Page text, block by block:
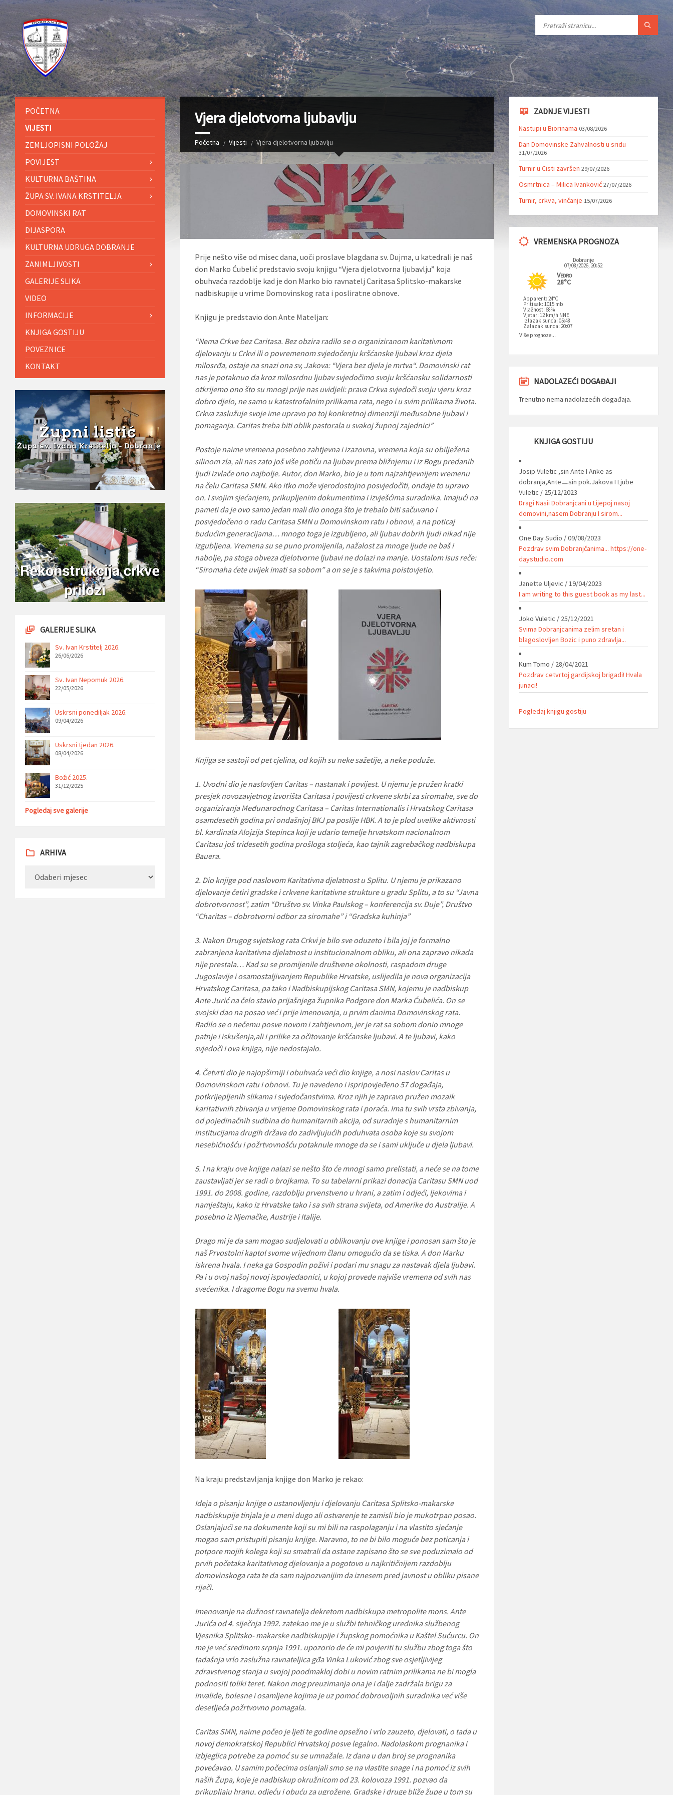
Vjera djelotvorna ljubavlju
Početna Vijesti Vjera djelotvorna ljubavlju
Prije nešto više od misec dana, uoči proslave blagdana sv. Dujma, u katedrali je naš
don Marko Ćubelić predstavio svoju knjigu “Vjera djelotvorna ljubavlju” koja
obuhvaća razdoblje kad je don Marko bio ravnatelj Caritasa Splitsko-makarske
nadbiskupije u vrime Domovinskog rata i posliratne obnove.
Knjigu je predstavio don Ante Mateljan:
“Nema Crkve bez Caritasa. Bez obzira radilo se o organiziranom karitativnom
djelovanju u Crkvi ili o povremenom svjedočenju kršćanske ljubavi kroz djela
milosrđa, ostaje na snazi ona sv, Jakova: “Vjera bez djela je mrtva“. Domovinski rat
nas je potaknuo da kroz milosrdnu ljubav svjedočimo svoju kršćansku solidarnosti
otkrijemo ono što su mnogi prije nas uvidjeli: prava Crkva svjedoči svoju vjeru kroz
dobro djelo, ne samo u katastrofalnim prilikama rata, nego i u svim prilikama života.
Crkva zaslužuje svoje ime upravo po toj konkretnoj dimenziji međusobne ljubavi i
pomaganja. Caritas treba biti oblik pastorala u svakoj župnoj zajednici”
Postoje naime vremena posebno zahtjevna i izazovna, vremena koja su obilježena
silinom zla, ali nas zato još više potiču na ljubav prema bližnjemu i iz Bogu predanih
ljudi izvlače ono najbolje. Autor, don Marko, bio je u tom najzahtjevnijem vremenu
na čelu Caritasa SMN. Ako itko može vjerodostojno posvjedočiti, ondaje to upravo
on. I svojim sjećanjem, prikupljenim dokumentima i izvješćima suradnika. Imajući na
pameti da je ovo samo jedan mali dio onoga što je trebalo biti sačuvano i
posvjedočeno o radu Caritasa SMN u Domovinskom ratu i obnovi, a na poticaj
budućim generacijama… mnogo toga je izgubljeno, ali ljubav dobrih ljudi nikad nije
izgubljena. Vremena su se puno promijenila, nažalost za mnoge ljude ne baš i
nabolje, pa stoga obveza djelotvorne ljubavi ne dolazi na manje. Uostalom Isus reče:
“Siromaha ćete uvijek imati sa sobom” a on se je s takvima poistovjetio.
Knjiga se sastoji od pet cjelina, od kojih su neke sažetije, a neke poduže.
1. Uvodni dio je naslovljen Caritas – nastanak i povijest. U njemu je pružen kratki
presjek novozavjetnog izvorišta Caritasa i povijesti crkvene skrbi za siromahe, sve do
organiziranja Međunarodnog Caritasa – Caritas Internationalis i Hrvatskog Caritasa
osamdesetih godina pri ondašnjoj BKJ pa poslije HBK. A to je plod uvelike aktivnosti
bl. kardinala Alojzija Stepinca koji je udario temelje hrvatskom nacionalnom
Caritasu još tridesetih godina prošloga stoljeća, kao tajnik zagrebačkog nadbiskupa
Bauera.
2. Dio knjige pod naslovom Karitativna djelatnost u Splitu. U njemu je prikazano
djelovanje četiri gradske i crkvene karitativne strukture u gradu Splitu, a to su “Javna
dobrotvornost”, zatim “Društvo sv. Vinka Paulskog – konferencija sv. Duje”, Društvo
“Charitas – dobrotvorni odbor za siromahe” i “Gradska kuhinja”
3. Nakon Drugog svjetskog rata Crkvi je bilo sve oduzeto i bila joj je formalno
zabranjena karitativna djelatnost u institucionalnom obliku, ali ona zapravo nikada
nije prestala… Kad su se promijenile društvene okolnosti, raspadom druge
Jugoslavije i osamostaljivanjem Republike Hrvatske, uslijedila je nova organizacija
Hrvatskog Caritasa, pa tako i Nadbiskupijskog Caritasa SMN, kojemu je nadbiskup
Ante Jurić na čelo stavio prijašnjega župnika Podgore don Marka Ćubelića. On se
svojski dao na posao već i prije imenovanja, u prvim danima Domovinskog rata.
Radilo se o nečemu posve novom i zahtjevnom, jer je rat sa sobom donio mnoge
patnje i iskušenja,ali i prilike za očitovanje kršćanske ljubavi. A te ljubavi, kako
svjedoči i ova knjiga, nije nedostajalo.
4. Četvrti dio je najopširniji i obuhvaća veći dio knjige, a nosi naslov Caritas u
Domovinskom ratu i obnovi. Tu je navedeno i ispripovjeđeno 57 događaja,
potkrijepljenih slikama i svjedočanstvima. Kroz njih je zapravo pružen mozaik
karitativnih zbivanja u vrijeme Domovinskog rata i poraća. Ima tu svih vrsta zbivanja,
od pojedinačnih sudbina do humanitarnih akcija, od suradnje s humanitarnim
institucijama drugih država do zadivljujućih poduhvata osoba koje su svojom
nesebičnošću i požrtvovnošću potaknule mnoge da se i sami uključe u djela ljubavi.
5. I na kraju ove knjige nalazi se nešto što će mnogi samo prelistati, a neće se na tome
zaustavljati jer se radi o brojkama. To su tabelarni prikazi donacija Caritasu SMN uod
1991. do 2008. godine, razdoblju prvenstveno u hrani, a zatim i odjeći, ljekovima i
namještaju, kako iz Hrvatske tako i sa svih strana svijeta, od Amerike do Australije. A
posebno iz Njemačke, Austrije i Italije.
Drago mi je da sam mogao sudjelovati u oblikovanju ove knjige i ponosan sam što je
naš Prvostolni kaptol svome vrijednom članu omogućio da se tiska. A don Marku
iskrena hvala. I neka ga Gospodin poživi i podari mu snagu za nastavak djela ljubavi.
Pa i u ovoj našoj novoj ispovjedaonici, u kojoj provede najviše vremena od svih nas
svećenika. I dragome Bogu na svemu hvala.
Na kraju predstavljanja knjige don Marko je rekao:
Ideja o pisanju knjige o ustanovljenju i djelovanju Caritasa Splitsko-makarske
nadbiskupije tinjala je u meni dugo ali ostvarenje te zamisli bio je mukotrpan posao.
Oslanjajući se na dokumente koji su mi bili na raspolaganju i na vlastito sjećanje
mogao sam pristupiti pisanju knjige. Naravno, to ne bi bilo moguće bez poticanja i
potpore mojih kolega koji su smatrali da ostane zapisano što se sve poduzimalo od
prvih početaka karitativnog djelovanja a pogotovo u najkritičnijem razdoblju
domovinskoga rata te da sam najpozvanijim da iznesem pred javnost u obliku pisane
riječi.
Imenovanje na dužnost ravnatelja dekretom nadbiskupa metropolite mons. Ante
Jurića od 4. siječnja 1992. zatekao me je u službi tehničkog urednika službenog
Vjesnika Splitsko- makarske nadbiskupije i župskog pomoćnika u Kaštel Sućurcu. On
me je već sredinom srpnja 1991. upozorio de će mi povjeriti tu službu zbog toga što
tadašnja vrlo zaslužna ravnateljica gđa Vinka Luković zbog sve osjetljivijeg
zdravstvenog stanja u svojoj poodmakloj dobi u novim ratnim prilikama ne bi mogla
podnositi toliki teret. Nakon mog preuzimanja ona je i dalje zadržala brigu za
invalide, bolesne i osamljene kojima je uz pomoć dobrovoljnih suradnika već više
desetljeća požrtvovno pomagala.
Caritas SMN, naime počeo je ljeti te godine opsežno i vrlo zauzeto, djelovati, o tada u
novoj demokratskoj Republici Hrvatskoj posve legalno. Nadolaskom prognanika i
izbjeglica potrebe za pomoć su se umnažale. Iz dana u dan broj se prognanika
povećavao. U samim počecima oslanjali smo se na vlastite snage i na pomoć iz svih
naših Župa, koje je nadbiskup okružnicom od 23. kolovoza 1991. pozvao da
prikupljaju hranu, odjeću i obuću za ugrožene. Gradske i druge bliže župe u tom su
POČETNA
VIJESTI
ZEMLJOPISNI POLOŽAJ
POVIJEST
KULTURNA BAŠTINA
ŽUPA SV. IVANA KRSTITELJA
DOMOVINSKI RAT
DIJASPORA
KULTURNA UDRUGA DOBRANJE
ZANIMLJIVOSTI
GALERIJE SLIKA
VIDEO
INFORMACIJE
KNJIGA GOSTIJU
POVEZNICE
KONTAKT
GALERIJE SLIKA
Sv. Ivan Krstitelj 2026.
26/06/2026
Sv. Ivan Nepomuk 2026.
22/05/2026
Uskrsni ponediljak 2026.
09/04/2026
Uskrsni tjedan 2026.
08/04/2026
Božić 2025.
31/12/2025
Pogledaj sve galerije
ARHIVA
ZADNJE VIJESTI
Nastupi u Biorinama 03/08/2026
Dan Domovinske Zahvalnosti u sridu
31/07/2026
Turnir u Cisti završen 29/07/2026
Osmrtnica – Milica Ivanković 27/07/2026
Turnir, crkva, vinčanje 15/07/2026
VREMENSKA PROGNOZA
Dobranje
07/08/2026, 20:52
Vedro
28°C
Apparent: 24°C
Pritisak: 1015 mb
Vlažnost: 68%
Vjetar: 12 km/h NNE
Izlazak sunca: 05:48
Zalazak sunca: 20:07
Više prognoze...
NADOLAZEĆI DOGAĐAJI
Trenutno nema nadolazećih događaja.
KNJIGA GOSTIJU
Josip Vuletic ,sin Ante I Anke as
dobranja,Anteㅡsin pok.Jakova I Ljube
Vuletic / 25/12/2023
Dragi Nasii Dobranjcani u Lijepoj nasoj
domovini,nasem Dobranju I sirom...
One Day Sudio /09/08/2023
Pozdrav svim Dobranjčanima... https://one-
daystudio.com
Janette Uljevic /19/04/2023
I am writing to this guest book as my last...
Joko Vuletic / 25/12/2021
Svima Dobranjcanima zelim sretan i
blagoslovljen Bozic i puno zdravlja...
Kum Tomo / 28/04/2021
Pozdrav cetvrtoj gardijskoj brigadi! Hvala
junaci!
Pogledaj knjigu gostiju